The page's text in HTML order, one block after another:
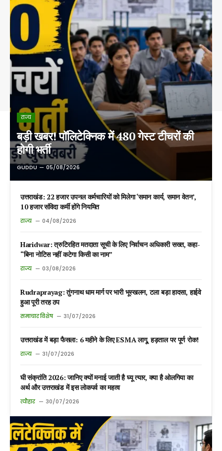
राज्य
बड़ी खबर! पॉलिटेक्निक में 480 गेस्ट टीचरों की
होगी भर्ती
GUDDU 05/08/2026
उत्तराखंड: 22 हजार उपनल कर्मचारियों को मिलेगा ‘समान कार्य, समान वेतन’,
10 हजार संविदा कर्मी होंगे नियमित
राज्य 04/08/2026
Haridwar: त्रुटिरहित मतदाता सूची के लिए निर्वाचन अधिकारी सख्त, कहा-
“बिना नोटिस नहीं कटेगा किसी का नाम”
राज्य 03/08/2026
Rudraprayag: तुंगनाथ धाम मार्ग पर भारी भूस्खलन, टला बड़ा हादसा, हाईवे
हुआ पूरी तरह ठप
समाचार विशेष 31/07/2026
उत्तराखंड में बड़ा फैसला: 6 महीने के लिए ESMA लागू, हड़ताल पर पूर्ण रोक!
राज्य 31/07/2026
घी संक्रांति 2026: जानिए क्यों मनाई जाती है घ्यू त्यार, क्या है ओलगिया का
अर्थ और उत्तराखंड में इस लोकपर्व का महत्व
त्यौहार 30/07/2026